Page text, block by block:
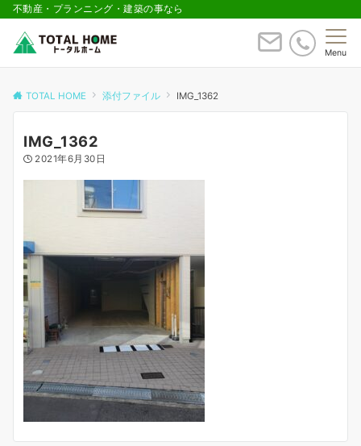
不動産・プランニング・建築の事なら
Menu
TOTAL HOME 添付ファイル IMG_1362
IMG_1362
2021年6月30日